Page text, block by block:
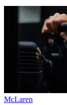
McLaren